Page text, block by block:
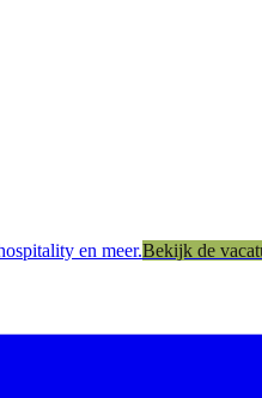
en meer.Bekijk de